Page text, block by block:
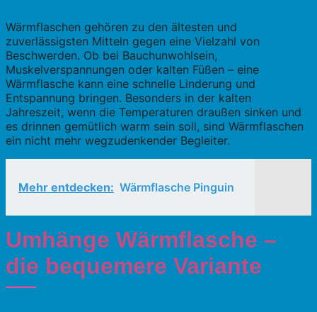
Wärmflaschen gehören zu den ältesten und
zuverlässigsten Mitteln gegen eine Vielzahl von
Beschwerden. Ob bei Bauchunwohlsein,
Muskelverspannungen oder kalten Füßen – eine
Wärmflasche kann eine schnelle Linderung und
Entspannung bringen. Besonders in der kalten
Jahreszeit, wenn die Temperaturen draußen sinken und
es drinnen gemütlich warm sein soll, sind Wärmflaschen
ein nicht mehr wegzudenkender Begleiter.
Mehr entdecken: Wärmflasche Pinguin
Umhänge Wärmflasche –
die bequemere Variante